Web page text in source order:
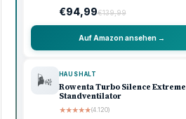
€94,99€139,99
Auf Amazon ansehen →
🌬️ HAUSHALT
Rowenta Turbo Silence Extreme
Standventilator
★★★★★(4.120)